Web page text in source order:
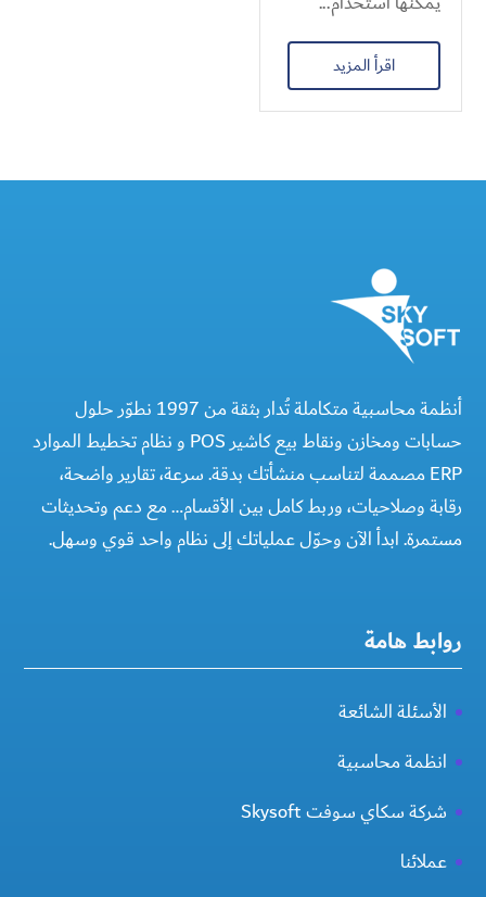
اقرأ المزيد
أنظمة محاسبية متكاملة تُدار بثقة من 1997 نطوّر حلول
حسابات ومخازن ونقاط بيع كاشير POS و نظام تخطيط الموارد
ERP مصممة لتناسب منشأتك بدقة. سرعة، تقارير واضحة،
رقابة وصلاحيات، وربط كامل بين الأقسام… مع دعم وتحديثات
مستمرة. ابدأ الآن وحوّل عملياتك إلى نظام واحد قوي وسهل.
روابط هامة
الأسئلة الشائعة
انظمة محاسبية
شركة سكاي سوفت Skysoft
عملائنا